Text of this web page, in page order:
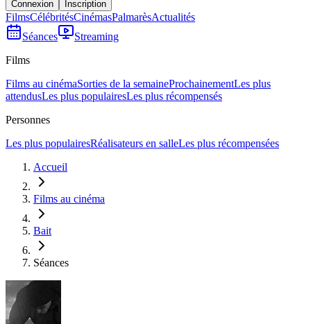
Connexion Inscription
FilmsCélébritésCinémasPalmarèsActualités
Séances
Streaming
Films
Films au cinémaSorties de la semaineProchainementLes plus
attendusLes plus populairesLes plus récompensés
Personnes
Les plus populairesRéalisateurs en salleLes plus récompensées
Accueil
Films au cinéma
Bait
Séances